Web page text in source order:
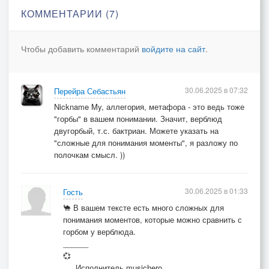
дна…
грусть – печаль мою со дна…
Божью заповедь нарушив по любви земной вине,
Если кто вернуть поможет ту, которую люблю…
ту, которую люблю…
Жизнь – накрытой скатертью, а я стою на паперти,
клянчу подаяние с кружкою в руках.
а мне бы трель заветного одного звонка
КОММЕНТАРИИ (7)
Чтобы добавить комментарий войдите на сайт.
Перейра Себастьян
Nickname My, аллегория, метафора - это ведь тоже
"горбы" в вашем понимании. Значит, верблюд
двугорбый, т.с. бактриан. Можете указать на
"сложные для понимания моменты", я разложу по
полочкам смысл. ))
30.06.2025 в 07:32
Гость
🐪 В вашем тексте есть много сложных для
понимания моментов, которые можно сравнить с
горбом у верблюда.
💞
30.06.2025 в 01:33